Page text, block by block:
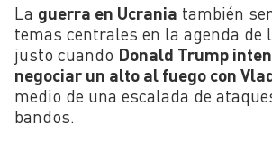
La guerra en Ucrania también
temas centrales en la agenda de
justo cuando Donald Trump
negociar un alto al fuego con
medio de una escalada de
bandos.